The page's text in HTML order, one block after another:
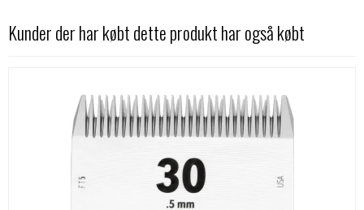
Kunder der har købt dette produkt har også købt